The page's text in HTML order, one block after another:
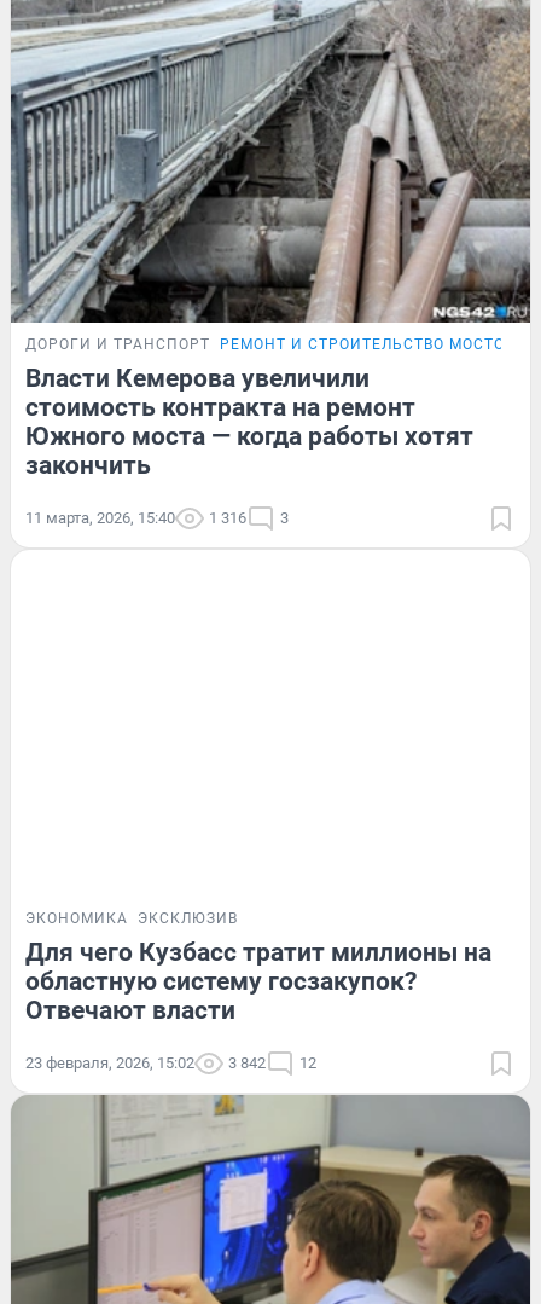
ДОРОГИ И ТРАНСПОРТ РЕМОНТ И СТРОИТЕЛЬСТВО МОСТОВ В
Власти Кемерова увеличили
стоимость контракта на ремонт
Южного моста — когда работы хотят
закончить
11 марта, 2026, 15:40 1 316 3
ЭКОНОМИКА ЭКСКЛЮЗИВ
Для чего Кузбасс тратит миллионы на
областную систему госзакупок?
Отвечают власти
23 февраля, 2026, 15:02 3 842 12